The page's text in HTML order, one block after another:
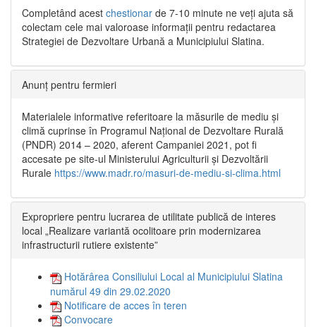
Completând acest chestionar de 7-10 minute ne veți ajuta să
colectam cele mai valoroase informații pentru redactarea
Strategiei de Dezvoltare Urbană a Municipiului Slatina.
Anunț pentru fermieri
Materialele informative referitoare la măsurile de mediu și
climă cuprinse în Programul Național de Dezvoltare Rurală
(PNDR) 2014 – 2020, aferent Campaniei 2021, pot fi
accesate pe site-ul Ministerului Agriculturii și Dezvoltării
Rurale https://www.madr.ro/masuri-de-mediu-si-clima.html
Expropriere pentru lucrarea de utilitate publică de interes
local „Realizare variantă ocolitoare prin modernizarea
infrastructurii rutiere existente”
Hotărârea Consiliului Local al Municipiului Slatina
numărul 49 din 29.02.2020
Notificare de acces în teren
Convocare